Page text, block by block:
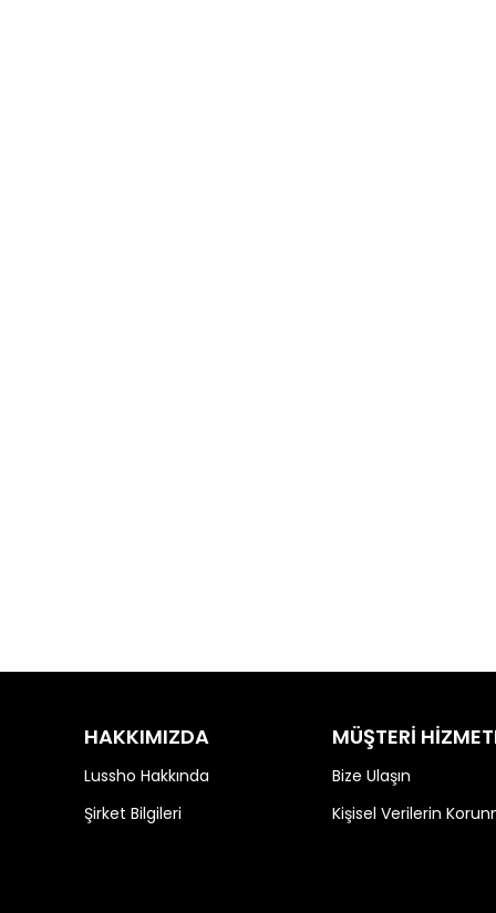
HAKKIMIZDA
Lussho Hakkında
Şirket Bilgileri
MÜŞTERİ
Bize Ulaşın
Kişisel Verilerin